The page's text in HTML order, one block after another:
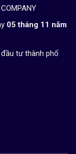
05 tháng 11 năm
tư thành phố